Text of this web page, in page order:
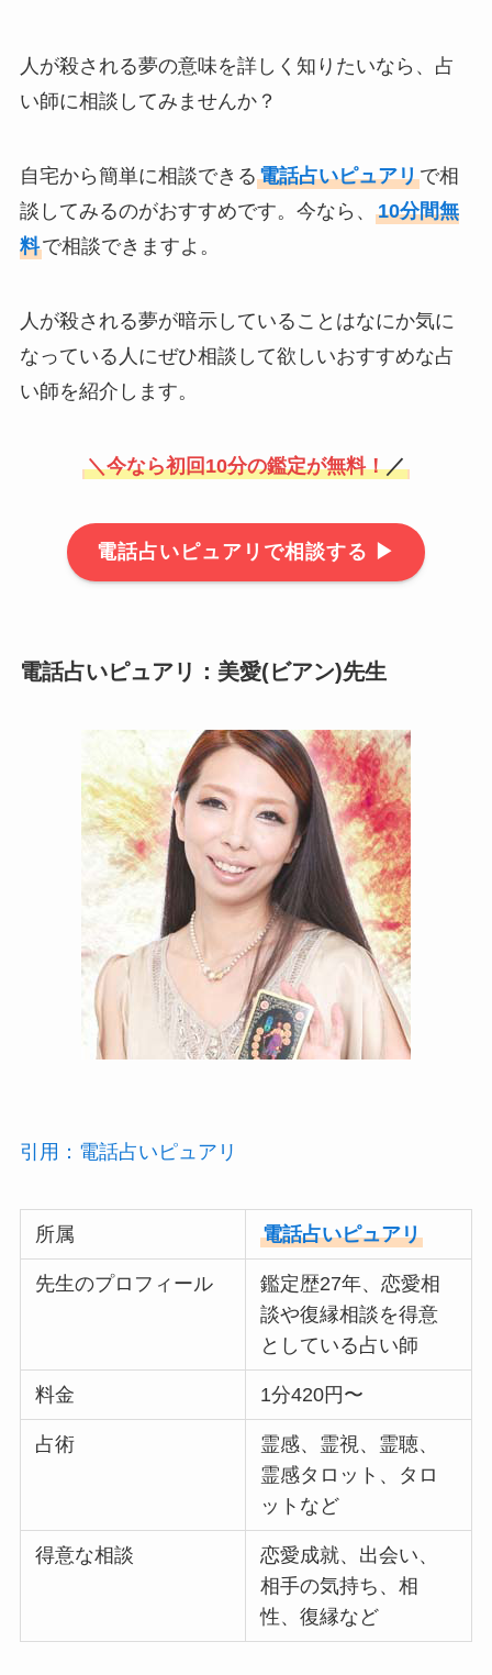
人が殺される夢の意味を詳しく知りたいなら、占
い師に相談してみませんか？
自宅から簡単に相談できる電話占いピュアリで相
談してみるのがおすすめです。今なら、 10分間無
料で相談できますよ。
人が殺される夢が暗示していることはなにか気に
なっている人にぜひ相談して欲しいおすすめな占
い師を紹介します。
＼今なら初回10分の鑑定が無料！／
電話占いピュアリで相談する ▶
電話占いピュアリ：美愛(ビアン)先生
引用：電話占いピュアリ
所属 電話占いピュアリ
先生のプロフィール
鑑定歴27年、恋愛相
談や復縁相談を得意
としている占い師
料金 1分420円〜
占術
霊感、霊視、霊聴、
霊感タロット、タロ
ットなど
得意な相談
恋愛成就、出会い、
相手の気持ち、相
性、復縁など